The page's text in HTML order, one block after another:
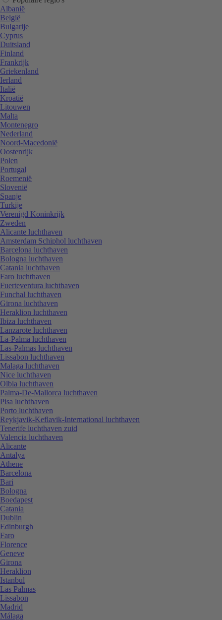
Albanië
België
Bulgarije
Cyprus
Duitsland
Finland
Frankrijk
Griekenland
Ierland
Italië
Kroatië
Litouwen
Malta
Montenegro
Nederland
Noord-Macedonië
Oostenrijk
Polen
Portugal
Roemenië
Slovenië
Spanje
Turkije
Verenigd Koninkrijk
Zweden
Alicante luchthaven
Amsterdam Schiphol luchthaven
Barcelona luchthaven
Bologna luchthaven
Catania luchthaven
Faro luchthaven
Fuerteventura luchthaven
Funchal luchthaven
Girona luchthaven
Heraklion luchthaven
Ibiza luchthaven
Lanzarote luchthaven
La-Palma luchthaven
Las-Palmas luchthaven
Lissabon luchthaven
Malaga luchthaven
Nice luchthaven
Olbia luchthaven
Palma-De-Mallorca luchthaven
Pisa luchthaven
Porto luchthaven
Reykjavik-Keflavik-International luchthaven
Tenerife luchthaven zuid
Valencia luchthaven
Alicante
Antalya
Athene
Barcelona
Bari
Bologna
Boedapest
Catania
Dublin
Edinburgh
Faro
Florence
Geneve
Girona
Heraklion
Istanbul
Las Palmas
Lissabon
Madrid
Málaga